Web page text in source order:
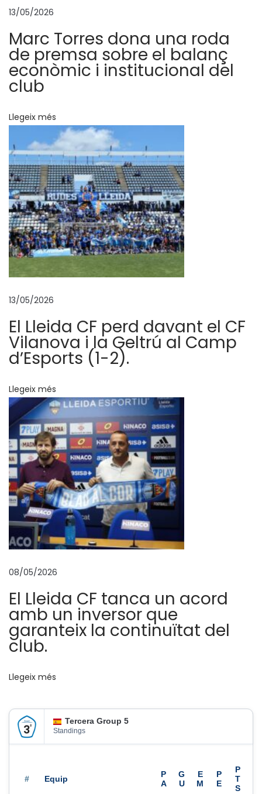
e
c
o
n
v
r
e
i
x
e
n
j
u
g
d
o
r
b
a
u
e
o
n
a
r
R
s
i
f
i
x
p
l
13/05/2026
Marc Torres dona una roda
de premsa sobre el balanç
econòmic i institucional del
club
Llegeix més
13/05/2026
El Lleida CF perd davant el CF
Vilanova i la Geltrú al Camp
d’Esports (1-2).
Llegeix més
08/05/2026
El Lleida CF tanca un acord
amb un inversor que
garanteix la continuïtat del
club.
Llegeix més
Tercera Group 5
Standings
#